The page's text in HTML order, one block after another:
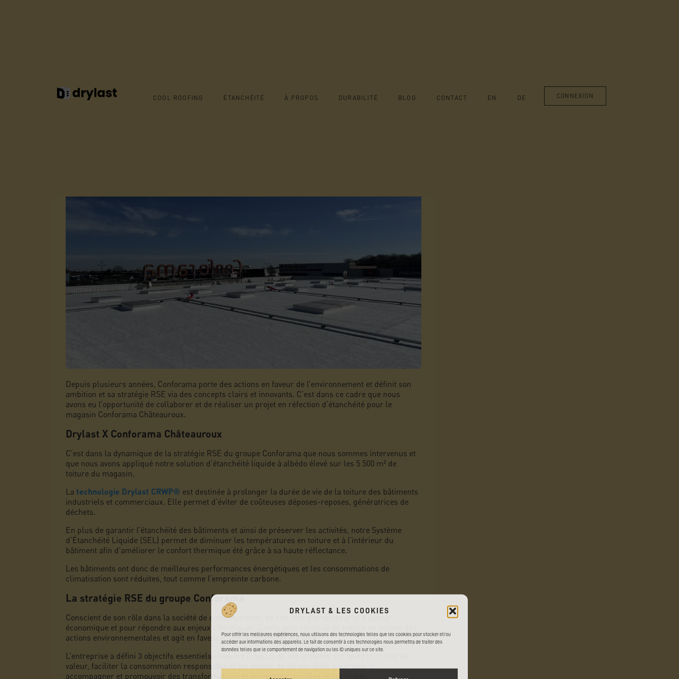
DRYLAST & LES COOKIES
Pour offrir les meilleures expériences, nous utilisons des technologies telles que les cookies pour stocker et/ou
accéder aux informations des appareils. Le fait de consentir à ces technologies nous permettra de traiter des
données telles que le comportement de navigation ou les ID uniques sur ce site.
COOL ROOFING ÉTANCHÉITÉ À PROPOS DURABILITÉ BLOG CONTACT EN DE CONNEXION
DRYLAST X CONFORAMA
Depuis plusieurs années, Conforama porte des actions en faveur de l’environnement et définit son
ambition et sa stratégie RSE via des concepts clairs et innovants. C’est dans ce cadre que nous
avons eu l’opportunité de collaborer et de réaliser un projet en réfection d’étanchéité pour le
magasin Conforama Châteauroux.
Drylast X Conforama Châteauroux
C’est dans la dynamique de la stratégie RSE du groupe Conforama que nous sommes intervenus et
que nous avons appliqué notre solution d’étanchéité liquide à albédo élevé sur les 5 500 m² de
toiture du magasin.
La technologie Drylast CRWP® est destinée à prolonger la durée de vie de la toiture des bâtiments
industriels et commerciaux. Elle permet d’éviter de coûteuses déposes-reposes, génératrices de
déchets.
En plus de garantir l’étanchéité des bâtiments et ainsi de préserver les activités, notre Système
d’Étanchéité Liquide (SEL) permet de diminuer les températures en toiture et à l’intérieur du
bâtiment afin d’améliorer le confort thermique été grâce à sa haute réflectance.
Les bâtiments ont donc de meilleures performances énergétiques et les consommations de
climatisation sont réduites, tout comme l’empreinte carbone.
La stratégie RSE du groupe Conforama
Conscient de son rôle dans la société de consommation, de son rôle d’employeur et d’acteur
économique et pour répondre aux enjeux climatiques, Conforama continue de mettre en oeuvre des
actions environnementales et agit en faveur du développement durable.
L’entreprise a défini 3 objectifs essentiels : réduire l’impact de ses activités sur toute la chaîne de
valeur, faciliter la consommation responsable et les modes de vie durables pour tous et
accompagner et promouvoir des transformations et innovations sociales et sociétales.